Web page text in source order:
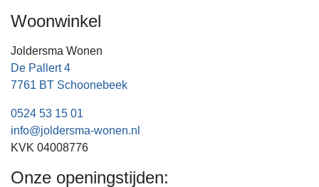
Woonwinkel
Joldersma Wonen
De Pallert 4
7761 BT Schoonebeek
0524 53 15 01
info@joldersma-wonen.nl
KVK 04008776
Onze openingstijden: